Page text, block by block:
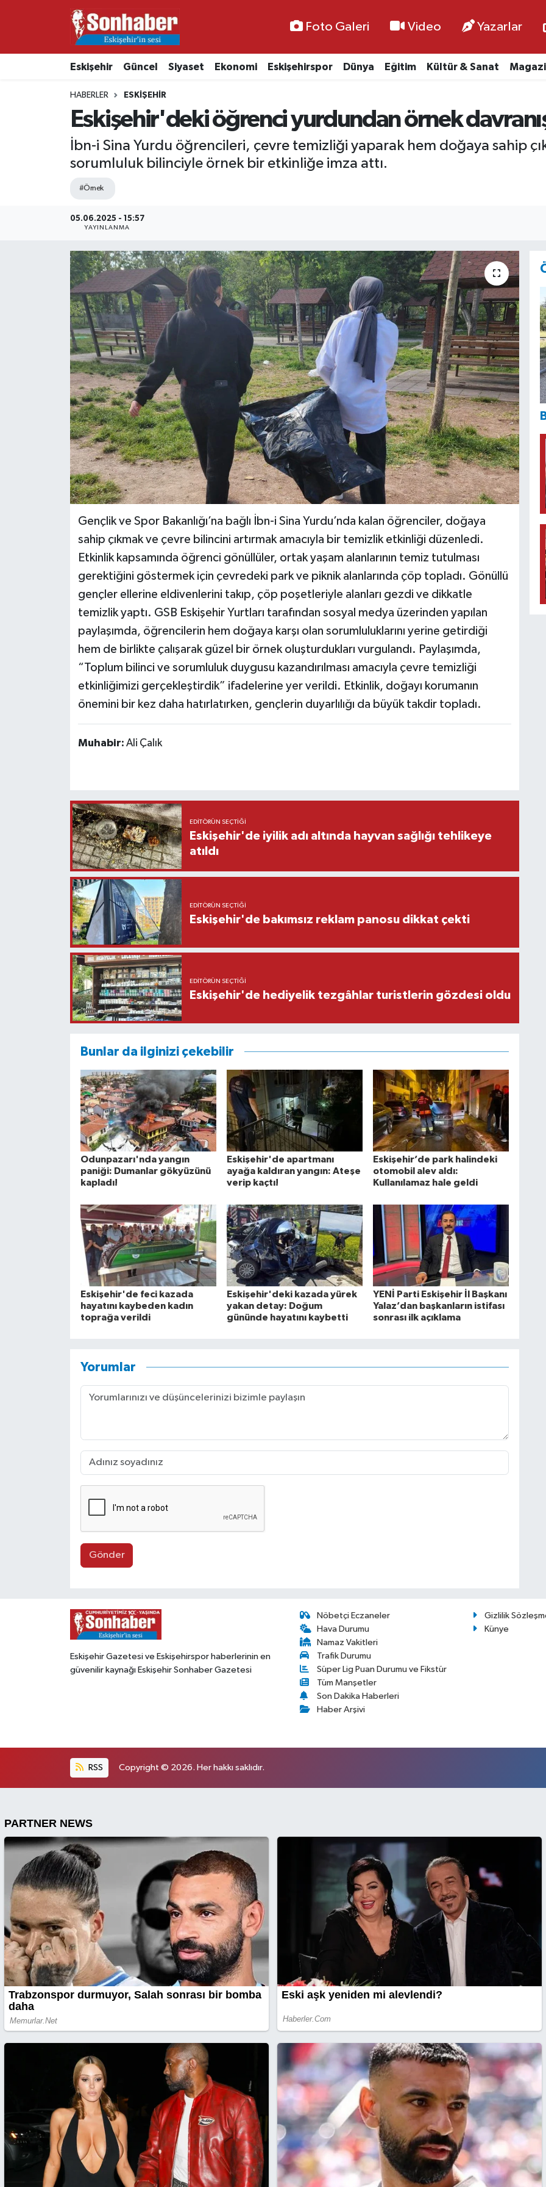
Foto Galeri Video Yazarlar
Eskişehir Güncel Siyaset Ekonomi Eskişehirspor Dünya Eğitim Kültür & Sanat
HABERLER ESKIŞEHIR
Eskişehir'deki öğrenci yurdundan örnek
İbn-i Sina Yurdu öğrencileri, çevre temizliği yaparak hem doğaya sahip
sorumluluk bilinciyle örnek bir etkinliğe imza attı.
#Örnek
05.06.2025 - 15:57
YAYINLANMA
Gençlik ve Spor Bakanlığı’na bağlı İbn-i Sina Yurdu’nda kalan öğrenciler, doğaya
sahip çıkmak ve çevre bilincini artırmak amacıyla bir temizlik etkinliği düzenledi.
Etkinlik kapsamında öğrenci gönüllüler, ortak yaşam alanlarının temiz tutulması
gerektiğini göstermek için çevredeki park ve piknik alanlarında çöp topladı. Gönüllü
gençler ellerine eldivenlerini takıp, çöp poşetleriyle alanları gezdi ve dikkatle
temizlik yaptı. GSB Eskişehir Yurtları tarafından sosyal medya üzerinden yapılan
paylaşımda, öğrencilerin hem doğaya karşı olan sorumluluklarını yerine getirdiği
hem de birlikte çalışarak güzel bir örnek oluşturdukları vurgulandı. Paylaşımda,
“Toplum bilinci ve sorumluluk duygusu kazandırılması amacıyla çevre temizliği
etkinliğimizi gerçekleştirdik” ifadelerine yer verildi. Etkinlik, doğayı korumanın
önemini bir kez daha hatırlatırken, gençlerin duyarlılığı da büyük takdir topladı.
Muhabir: Ali Çalık
EDITÖRÜN SEÇTIĞI
Eskişehir'de iyilik adı altında hayvan sağlığı tehlikeye
atıldı
EDITÖRÜN SEÇTIĞI
Eskişehir'de bakımsız reklam panosu dikkat çekti
EDITÖRÜN SEÇTIĞI
Eskişehir'de hediyelik tezgâhlar turistlerin gözdesi oldu
Bunlar da ilginizi çekebilir
Odunpazarı'nda yangın
paniği: Dumanlar gökyüzünü
kapladı!
Eskişehir'de apartmanı
ayağa kaldıran yangın: Ateşe
verip kaçtı!
Eskişehir’de park halindeki
otomobil alev aldı:
Kullanılamaz hale geldi
Eskişehir'de feci kazada
hayatını kaybeden kadın
toprağa verildi
Eskişehir'deki kazada yürek
yakan detay: Doğum
gününde hayatını kaybetti
YENİ Parti Eskişehir İl Başkanı
Yalaz’dan başkanların istifası
sonrası ilk açıklama
Yorumlar
Gönder
Eskişehir Gazetesi ve Eskişehirspor haberlerinin en
güvenilir kaynağı Eskişehir Sonhaber Gazetesi
Nöbetçi Eczaneler
Hava Durumu
Namaz Vakitleri
Trafik Durumu
Süper Lig Puan Durumu ve Fikstür
Tüm Manşetler
Son Dakika Haberleri
Haber Arşivi
Gizlilik
Künye
RSS Copyright © 2026. Her hakkı saklıdır.
Ekonomi
Kültür & Sanat
Resmi İlanlar
Siyaset
Nöbetçi Eczaneler
Namaz Vakitleri
Trafik Durumu
Süper Lig Puan Durumu ve Fikstür
Son Dakika Haberleri
Haber Arşivi